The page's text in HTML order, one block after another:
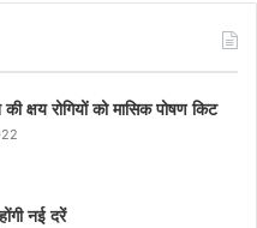
क्षय रोगियों को मासिक पोषण किट
नई दरें